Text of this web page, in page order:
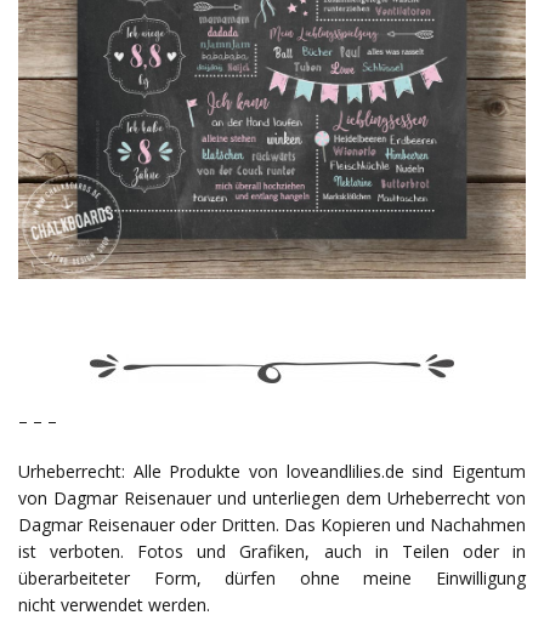
– – –
Urheberrecht: Alle Produkte von loveandlilies.de sind Eigentum
von Dagmar Reisenauer und unterliegen dem Urheberrecht von
Dagmar Reisenauer oder Dritten. Das Kopieren und Nachahmen
ist verboten. Fotos und Grafiken, auch in Teilen oder in
überarbeiteter Form, dürfen ohne meine Einwilligung
nicht verwendet werden.